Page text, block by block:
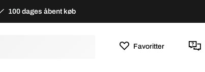
100 dages åbent køb
Favoritter